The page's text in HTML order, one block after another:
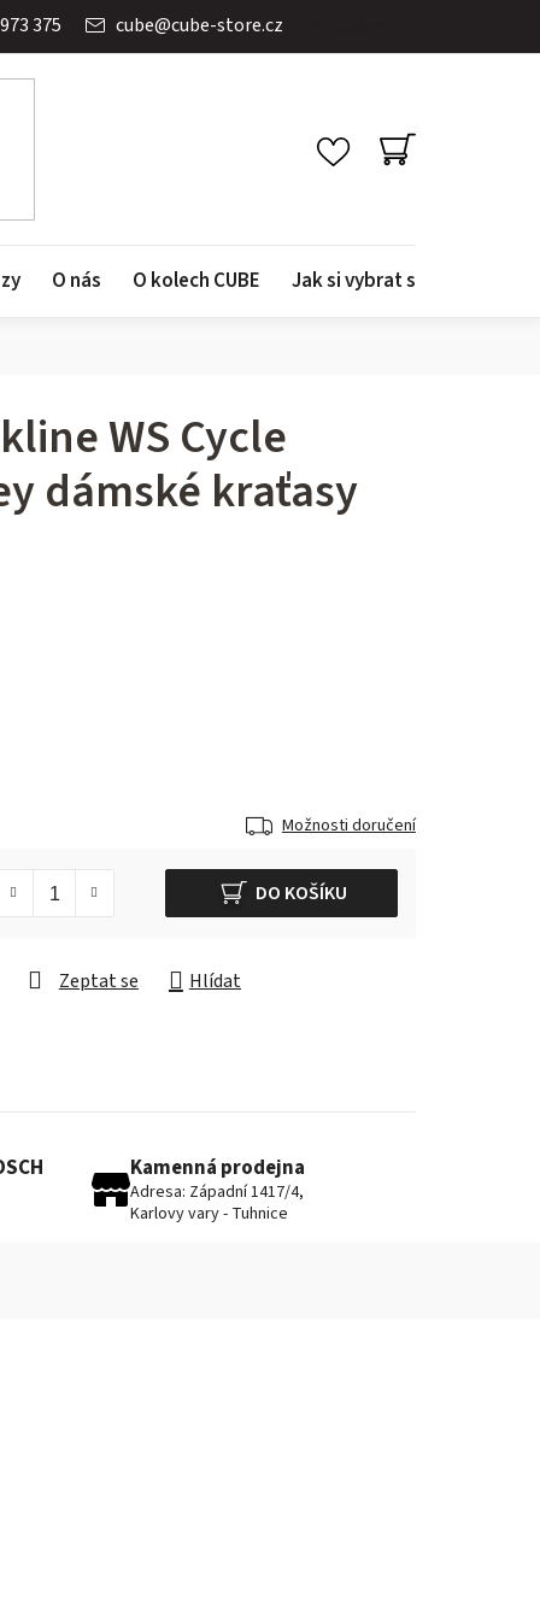
cube@cube-store.cz
375
NÁKUPNÍ
KOŠÍK
O nás O kolech CUBE Jak si vybrat správné kolo
WS Cycle
dámské kraťasy
Možnosti doručení
DO KOŠÍKU
Zeptat se Hlídat
Kamenná prodejna
Adresa: Západní 1417/4,
Karlovy vary - Tuhnice